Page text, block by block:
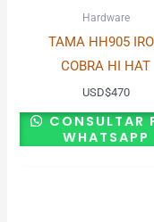
Hardware
TAMA HH905
COBRA HI HAT
USD$470
CONSULTAR
WHATSAPP